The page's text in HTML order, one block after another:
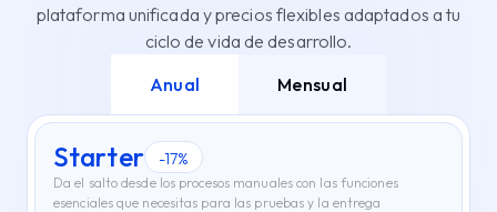
plataforma unificada y precios flexibles adaptados a tu
ciclo de vida de desarrollo.
Anual
Mensual
Starter -17%
Da el salto desde los procesos manuales con las funciones
esenciales que necesitas para las pruebas y la entrega